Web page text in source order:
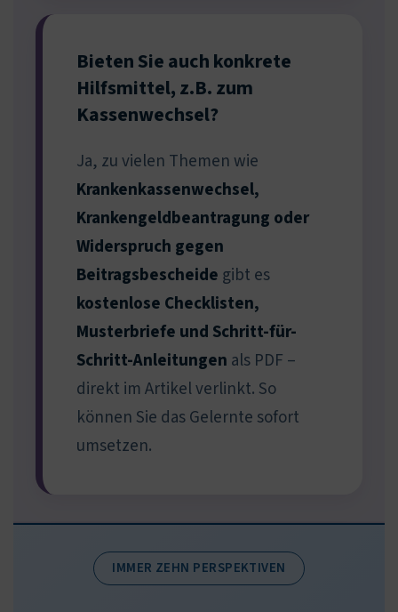
Bieten Sie auch konkrete
Hilfsmittel, z.B. zum
Kassenwechsel?
Ja, zu vielen Themen wie
Krankenkassenwechsel,
Krankengeldbeantragung oder
Widerspruch gegen
Beitragsbescheide gibt es
kostenlose Checklisten,
Musterbriefe und Schritt-für-
Schritt-Anleitungen als PDF –
direkt im Artikel verlinkt. So
können Sie das Gelernte sofort
umsetzen.
IMMER ZEHN PERSPEKTIVEN